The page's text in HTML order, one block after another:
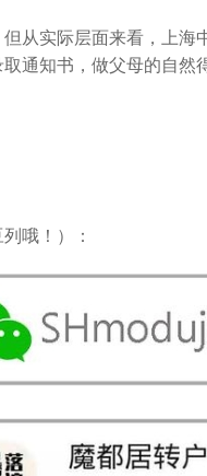
从实际层面来看，上
通知书，做父母的自然
哦！）：